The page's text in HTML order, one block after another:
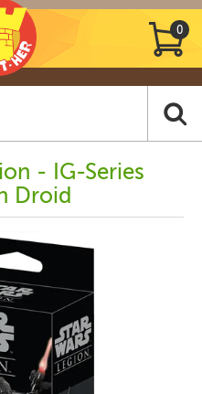
0
- IG-Series
Droid